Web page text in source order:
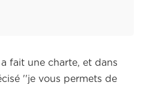
fait une charte, et dans
''je vous permets de